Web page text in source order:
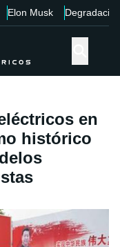
Elon Musk Degradación
en
histórico